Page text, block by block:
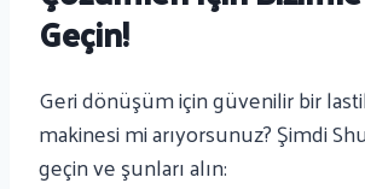
Geçin!
Geri dönüşüm için güvenilir bir
makinesi mi arıyorsunuz? Şimdi
geçin ve şunları alın: